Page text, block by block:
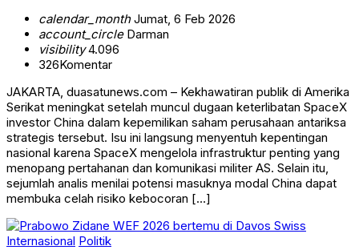
calendar_monthJumat, 6 Feb 2026
account_circleDarman
visibility4.096
326Komentar
JAKARTA, duasatunews.com – Kekhawatiran publik di Amerika
Serikat meningkat setelah muncul dugaan keterlibatan SpaceX
investor China dalam kepemilikan saham perusahaan antariksa
strategis tersebut. Isu ini langsung menyentuh kepentingan
nasional karena SpaceX mengelola infrastruktur penting yang
menopang pertahanan dan komunikasi militer AS. Selain itu,
sejumlah analis menilai potensi masuknya modal China dapat
membuka celah risiko kebocoran […]
Internasional Politik